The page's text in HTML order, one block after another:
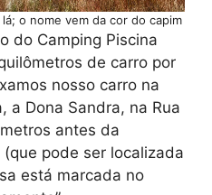
o nome vem da cor do capim
do Camping Piscina
de carro por
nosso carro na
a Dona Sandra, na Rua
antes da
pode ser localizada
está marcada no